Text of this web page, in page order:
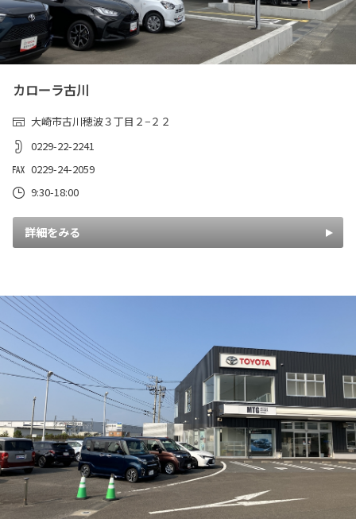
カローラ古川
大崎市古川穂波３丁目２−２２
0229-22-2241
0229-24-2059
9:30-18:00
詳細をみる